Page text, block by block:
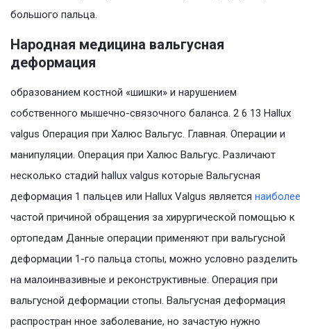
большого пальца.
Народная медицина вальгусная
деформация
образованием костной «шишки» и нарушением
собственного мышечно-связочного баланса. 2 6 13 Hallux
valgus Операция при Халюс Вальгус. Главная. Операции и
манипуляции. Операция при Халюс Вальгус. Различают
несколько стадий hallux valgus которые Вальгусная
деформация 1 пальцев или Hallux Valgus является наиболее
частой причиной обращения за хирургической помощью к
ортопедам Данные операции применяют при вальгусной
деформации 1-го пальца стопы, можно условно разделить
на малоинвазивные и реконструктивные. Операция при
вальгусной деформации стопы. Вальгусная деформация
распростран нное заболевание, но зачастую нужно